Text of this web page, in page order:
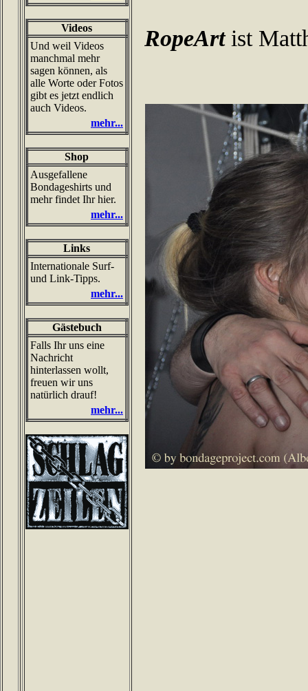
Videos
Und weil Videos
manchmal mehr
sagen können, als
alle Worte oder Fotos
gibt es jetzt endlich
auch Videos.
mehr...
Shop
Ausgefallene
Bondageshirts und
mehr findet Ihr hier.
mehr...
Links
Internationale Surf-
und Link-Tipps.
mehr...
Gästebuch
Falls Ihr uns eine
Nachricht
hinterlassen wollt,
freuen wir uns
natürlich drauf!
mehr...
RopeArtist